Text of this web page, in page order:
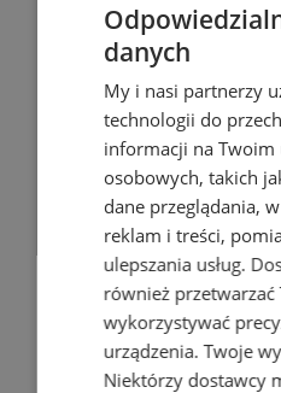
danych
My i nasi partnerzy
technologii do
informacji na Twoim
osobowych, takich
dane przeglądania,
reklam i treści,
ulepszania usług.
również
wykorzystywać
urządzenia. Twoje
Niektórzy dostawcy